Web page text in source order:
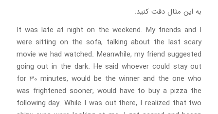
به این مثال دقت کنید:
It was late at night on the weekend. My friends and I
were sitting on the sofa, talking about the last scary
movie we had watched. Meanwhile, my friend suggested
going out in the dark. He said whoever could stay out
for 30 minutes, would be the winner and the one who
was frightened sooner, would have to buy a pizza the
following day. While I was out there, I realized that two